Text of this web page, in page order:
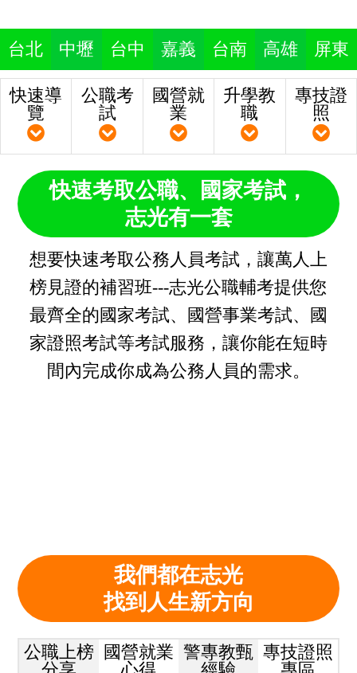
台北 中壢 台中 嘉義 台南 高雄 屏東
快速導
覽
公職考
試
國營就
業
升學教
職
專技證
照
快速考取公職、國家考試，
志光有一套
想要快速考取公務人員考試，讓萬人上
榜見證的補習班---志光公職輔考提供您
最齊全的國家考試、國營事業考試、國
家證照考試等考試服務，讓你能在短時
間內完成你成為公務人員的需求。